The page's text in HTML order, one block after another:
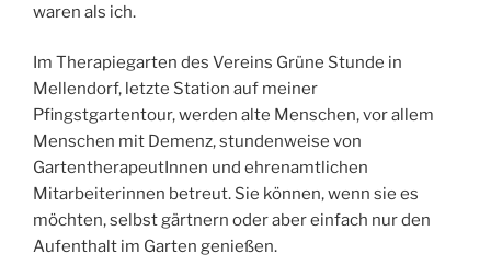
waren als ich.
Im Therapiegarten des Vereins Grüne Stunde in
Mellendorf, letzte Station auf meiner
Pfingstgartentour, werden alte Menschen, vor allem
Menschen mit Demenz, stundenweise von
GartentherapeutInnen und ehrenamtlichen
Mitarbeiterinnen betreut. Sie können, wenn sie es
möchten, selbst gärtnern oder aber einfach nur den
Aufenthalt im Garten genießen.